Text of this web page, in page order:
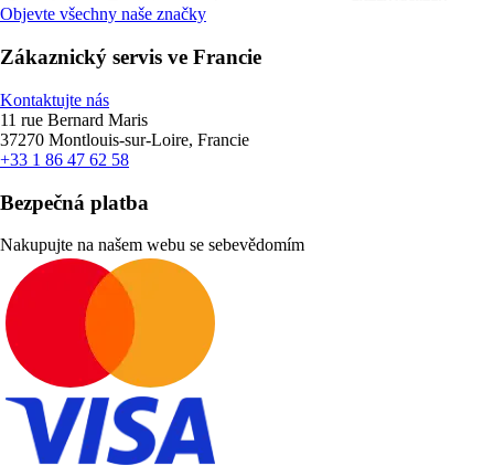
Objevte všechny naše značky
Zákaznický servis ve Francie
Kontaktujte nás
11 rue Bernard Maris
37270 Montlouis-sur-Loire, Francie
+33 1 86 47 62 58
Bezpečná platba
Nakupujte na našem webu se sebevědomím